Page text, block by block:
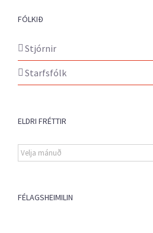
FÓLKIÐ
Stjórnir
Starfsfólk
ELDRI FRÉTTIR
Eldri
fréttir
FÉLAGSHEIMILIN